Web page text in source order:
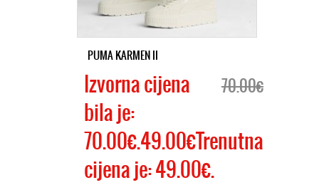
PUMA KARMEN II
70.00€
Izvorna cijena
bila je:
70.00€.49.00€Trenutna
cijena je: 49.00€.